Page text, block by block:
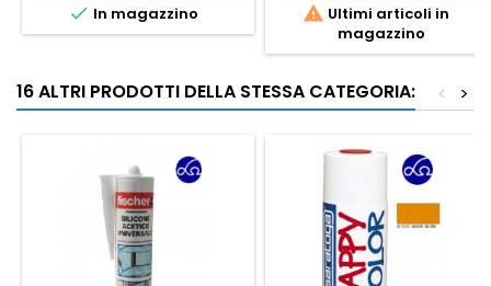
 In magazzino  Ultimi articoli in
magazzino
16 ALTRI PRODOTTI DELLA STESSA CATEGORIA: >
<